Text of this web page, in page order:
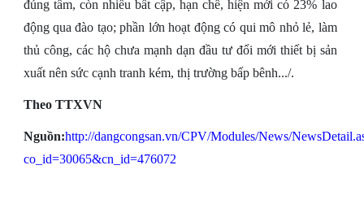
đúng tầm, còn nhiều bất cập, hạn chế, hiện mới có 23% lao
động qua đào tạo; phần lớn hoạt động có qui mô nhỏ lẻ, làm
thủ công, các hộ chưa mạnh dạn đầu tư đổi mới thiết bị sản
xuất nên sức cạnh tranh kém, thị trường bấp bênh.../.
Theo TTXVN
Nguồn:http://dangcongsan.vn/CPV/Modules/News/
co_id=30065&cn_id=476072